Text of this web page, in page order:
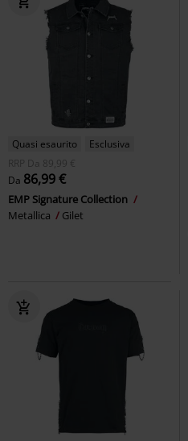
Quasi esaurito
Esclusiva
RRP
Da 89,99 €
Da 86,99 €
EMP Signature Collection
Metallica
Gilet